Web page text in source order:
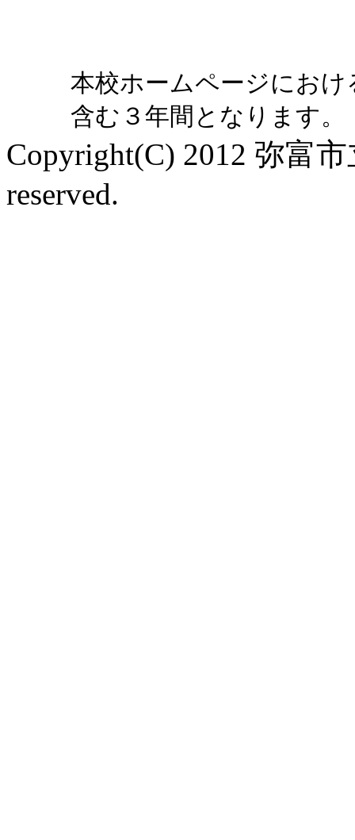
本校ホームページにお
含む３年間となります。
Copyright(C) 2012 弥富
reserved.